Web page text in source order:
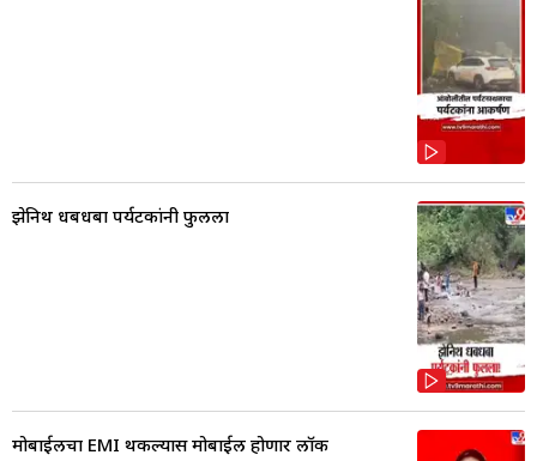
झेनिथ धबधबा पर्यटकांनी फुलला
मोबाईलचा EMI थकल्यास मोबाईल होणार लॉक